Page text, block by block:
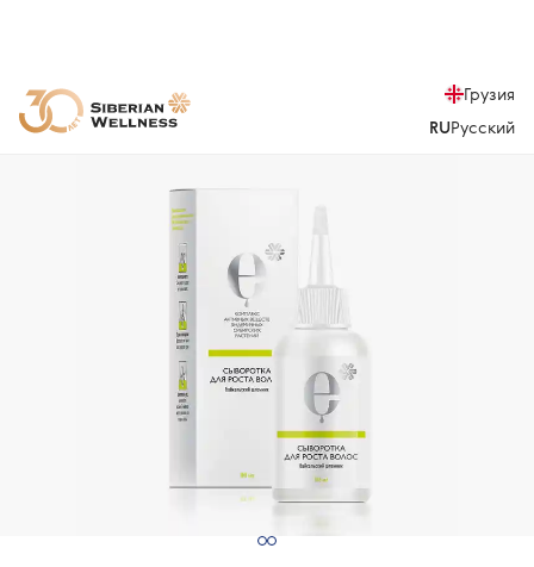
Грузия
RUРусский